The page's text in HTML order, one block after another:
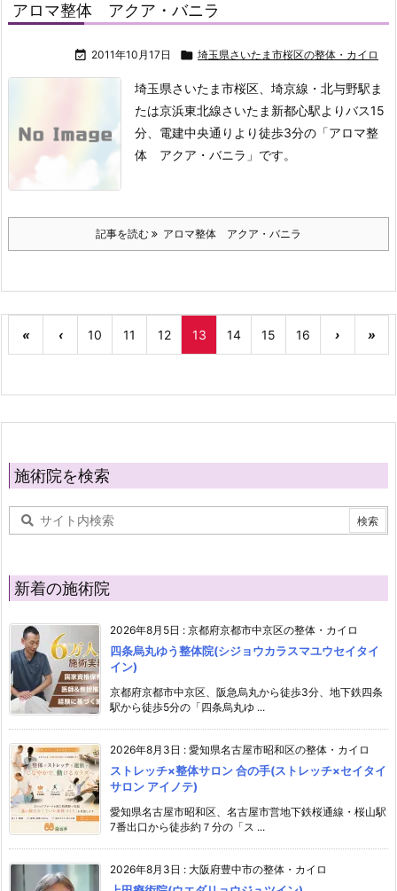
アロマ整体 アクア・バニラ
 2011年10月17日  埼玉県さいたま市桜区の整体・カイロ
埼玉県さいたま市桜区、埼京線・北与野駅ま
たは京浜東北線さいたま新都心駅よりバス15
分、電建中央通りより徒歩3分の「アロマ整
体 アクア・バニラ」です。
記事を読む アロマ整体 アクア・バニラ
« ‹ 10 11 12 13 14 15 16 › »
施術院を検索
新着の施術院
2026年8月5日 : 京都府京都市中京区の整体・カイロ
四条烏丸ゆう整体院(シジョウカラスマユウセイタイ
イン)
京都府京都市中京区、阪急烏丸から徒歩3分、地下鉄四条
駅から徒歩5分の「四条烏丸ゆ ...
2026年8月3日 : 愛知県名古屋市昭和区の整体・カイロ
ストレッチ×整体サロン 合の手(ストレッチ×セイタイ
サロン アイノテ)
愛知県名古屋市昭和区、名古屋市営地下鉄桜通線・桜山駅
7番出口から徒歩約７分の「ス ...
2026年8月3日 : 大阪府豊中市の整体・カイロ